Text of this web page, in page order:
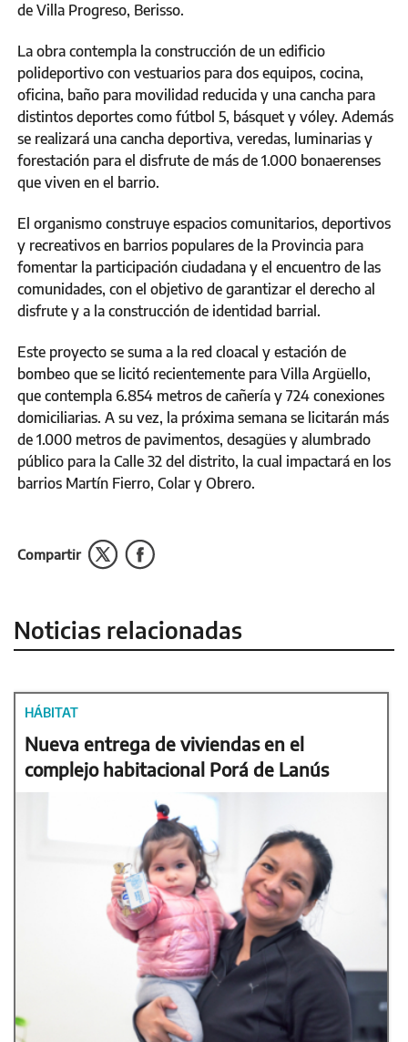
de Villa Progreso, Berisso.
La obra contempla la construcción de un edificio
polideportivo con vestuarios para dos equipos, cocina,
oficina, baño para movilidad reducida y una cancha para
distintos deportes como fútbol 5, básquet y vóley. Además
se realizará una cancha deportiva, veredas, luminarias y
forestación para el disfrute de más de 1.000 bonaerenses
que viven en el barrio.
El organismo construye espacios comunitarios, deportivos
y recreativos en barrios populares de la Provincia para
fomentar la participación ciudadana y el encuentro de las
comunidades, con el objetivo de garantizar el derecho al
disfrute y a la construcción de identidad barrial.
Este proyecto se suma a la red cloacal y estación de
bombeo que se licitó recientemente para Villa Argüello,
que contempla 6.854 metros de cañería y 724 conexiones
domiciliarias. A su vez, la próxima semana se licitarán más
de 1.000 metros de pavimentos, desagües y alumbrado
público para la Calle 32 del distrito, la cual impactará en los
barrios Martín Fierro, Colar y Obrero.
Compartir
Noticias relacionadas
HÁBITAT
Nueva entrega de viviendas en el
complejo habitacional Porá de Lanús